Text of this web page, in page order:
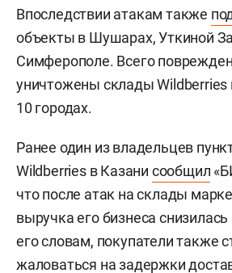
Впоследствии атакам также
объекты в Шушарах, Уткиной
Симферополе. Всего
уничтожены склады
10 городах.
Ранее один из владельцев
Wildberries в Казани сообщил
что после атак на склады
выручка его бизнеса
его словам, покупатели также
жаловаться на задержки